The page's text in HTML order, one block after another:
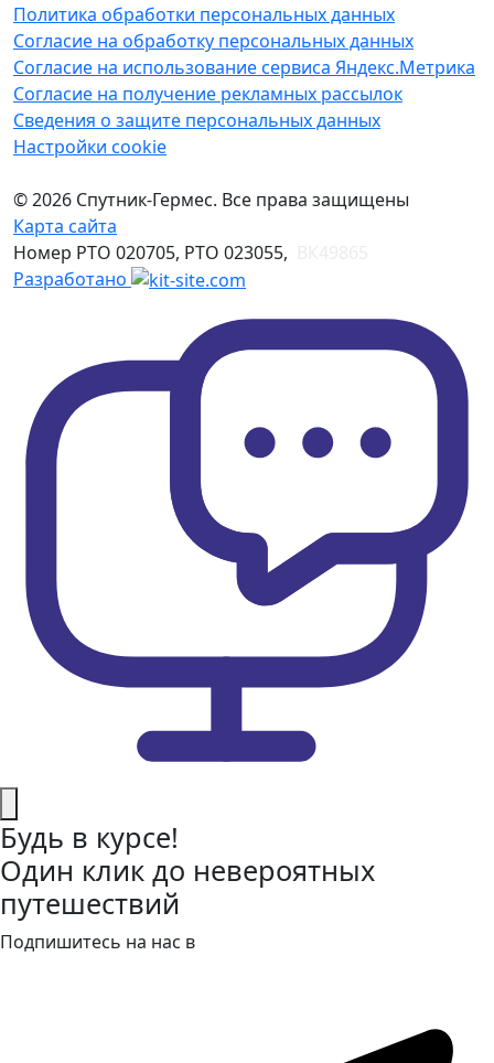
Политика обработки персональных данных
Согласие на обработку персональных данных
Согласие на использование сервиса Яндекс.Метрика
Согласие на получение рекламных рассылок
Сведения о защите персональных данных
Настройки cookie
© 2026 Спутник-Гермес. Все права защищены
Карта сайта
Номер РТО 020705, РТО 023055,
Разработано
Будь в курсе!
Один клик до невероятных
путешествий
Подпишитесь на нас в